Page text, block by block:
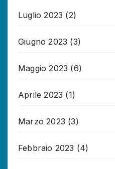
Luglio 2023 (2)
Giugno 2023 (3)
Maggio 2023 (6)
Aprile 2023 (1)
Marzo 2023 (3)
Febbraio 2023 (4)